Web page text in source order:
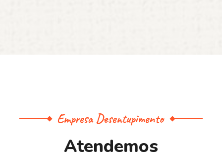
Empresa Desentupimento
Atendemos